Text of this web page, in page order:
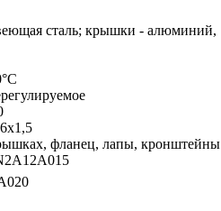
сталь; крышки - алюминий,
фланец, лапы, кронштейны